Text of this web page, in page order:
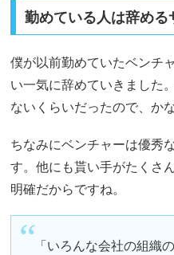
勤めている人は辞め
僕が以前勤めていたベンチ
い一気に辞めていきました
ないくらいだったので、か
ちなみにベンチャーは優秀
す。他にも貰い手がたくさ
明確だからですね。
「いろんな会社の組織